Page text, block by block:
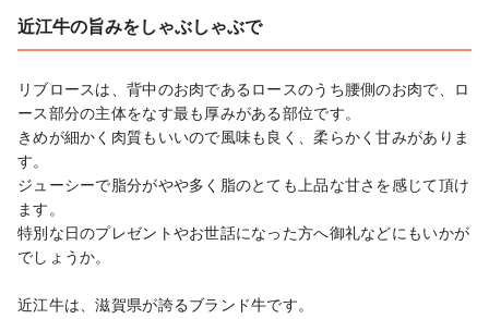
近江牛の旨みをしゃぶしゃぶで
リブロースは、背中のお肉であるロースのうち腰側のお肉で、ロ
ース部分の主体をなす最も厚みがある部位です。
きめが細かく肉質もいいので風味も良く、柔らかく甘みがありま
す。
ジューシーで脂分がやや多く脂のとても上品な甘さを感じて頂け
ます。
特別な日のプレゼントやお世話になった方へ御礼などにもいかが
でしょうか。
近江牛は、滋賀県が誇るブランド牛です。